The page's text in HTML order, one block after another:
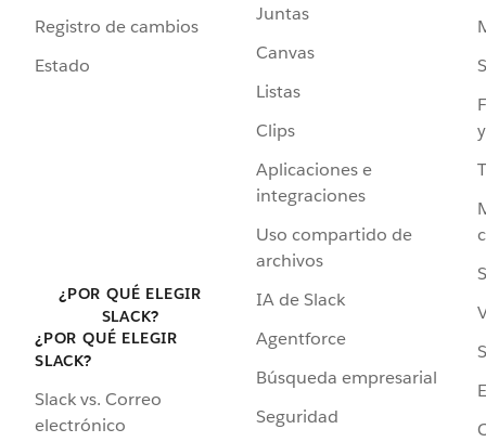
Registro de cambios
Estado
¿POR QUÉ ELEGIR
SLACK?
¿POR QUÉ ELEGIR
SLACK?
Slack vs. Correo
electrónico
Juntas
Canvas
Listas
Clips
Aplicaciones e
integraciones
Uso compartido de
archivos
IA de Slack
Agentforce
Búsqueda empresarial
Seguridad